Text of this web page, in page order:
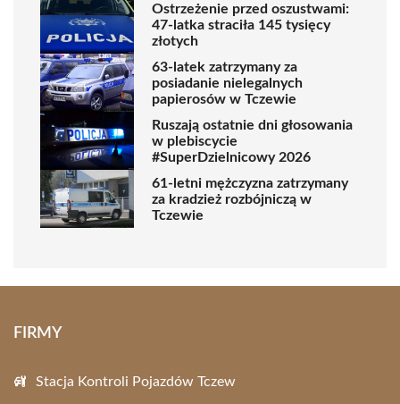
Ostrzeżenie przed oszustwami:
47-latka straciła 145 tysięcy
złotych
63-latek zatrzymany za
posiadanie nielegalnych
papierosów w Tczewie
Ruszają ostatnie dni głosowania
w plebiscycie
#SuperDzielnicowy 2026
61-letni mężczyzna zatrzymany
za kradzież rozbójniczą w
Tczewie
FIRMY
Stacja Kontroli Pojazdów Tczew